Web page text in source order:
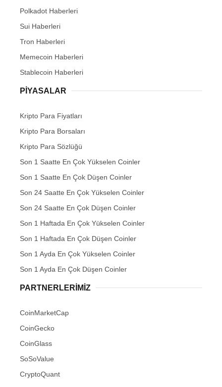
Polkadot Haberleri
Sui Haberleri
Tron Haberleri
Memecoin Haberleri
Stablecoin Haberleri
PIYASALAR
Kripto Para Fiyatları
Kripto Para Borsaları
Kripto Para Sözlüğü
Son 1 Saatte En Çok Yükselen Coinler
Son 1 Saatte En Çok Düşen Coinler
Son 24 Saatte En Çok Yükselen Coinler
Son 24 Saatte En Çok Düşen Coinler
Son 1 Haftada En Çok Yükselen Coinler
Son 1 Haftada En Çok Düşen Coinler
Son 1 Ayda En Çok Yükselen Coinler
Son 1 Ayda En Çok Düşen Coinler
PARTNERLERIMIZ
CoinMarketCap
CoinGecko
CoinGlass
SoSoValue
CryptoQuant